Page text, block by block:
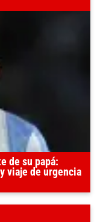
de su papá:
viaje de urgencia